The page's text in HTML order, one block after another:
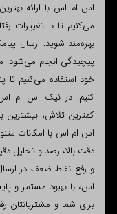
اس ام اس با ارائه
می‌کنیم تا با تغییرات
بهره‌مند شوید. ارسال
پیچیدگی انجام می‌شود.
خود استفاده می‌کنیم تا
کمترین تلاش، بیشترین
اس ام اس با امکانات
دقت بالا، رصد و تحلیل
و رفع نقاط ضعف در
اس، با بهبود مستمر و
برای شما و مشتریانتان